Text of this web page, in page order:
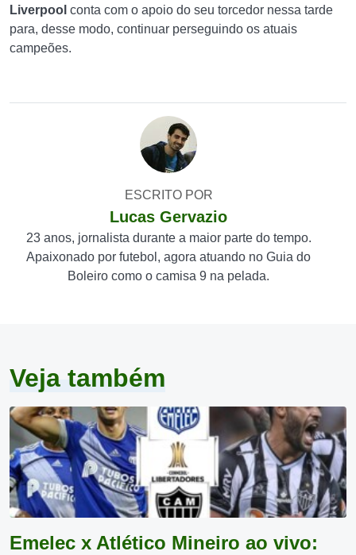
Liverpool conta com o apoio do seu torcedor nessa tarde
para, desse modo, continuar perseguindo os atuais
campeões.
ESCRITO POR
Lucas Gervazio
23 anos, jornalista durante a maior parte do tempo.
Apaixonado por futebol, agora atuando no Guia do
Boleiro como o camisa 9 na pelada.
Veja também
Emelec x Atlético Mineiro ao vivo: